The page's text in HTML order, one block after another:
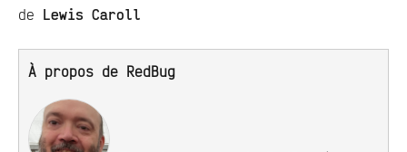
de Lewis Caroll
À propos de RedBug